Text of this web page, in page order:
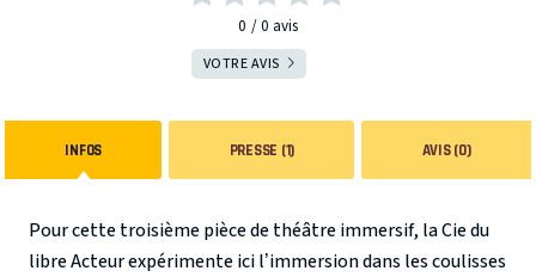
0 0 avis
VOTRE AVIS
INFOS PRESSE (1) AVIS (0)
Pour cette troisième pièce de théâtre immersif, la Cie du
libre Acteur expérimente ici l’immersion dans les coulisses